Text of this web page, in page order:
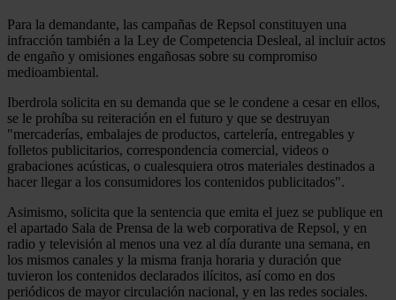
Para la demandante, las campañas de Repsol constituyen una
infracción también a la Ley de Competencia Desleal, al incluir actos
de engaño y omisiones engañosas sobre su compromiso
medioambiental.
Iberdrola solicita en su demanda que se le condene a cesar en ellos,
se le prohíba su reiteración en el futuro y que se destruyan
"mercaderías, embalajes de productos, cartelería, entregables y
folletos publicitarios, correspondencia comercial, videos o
grabaciones acústicas, o cualesquiera otros materiales destinados a
hacer llegar a los consumidores los contenidos publicitados".
Asimismo, solicita que la sentencia que emita el juez se publique en
el apartado Sala de Prensa de la web corporativa de Repsol, y en
radio y televisión al menos una vez al día durante una semana, en
los mismos canales y la misma franja horaria y duración que
tuvieron los contenidos declarados ilícitos, así como en dos
periódicos de mayor circulación nacional, y en las redes sociales.